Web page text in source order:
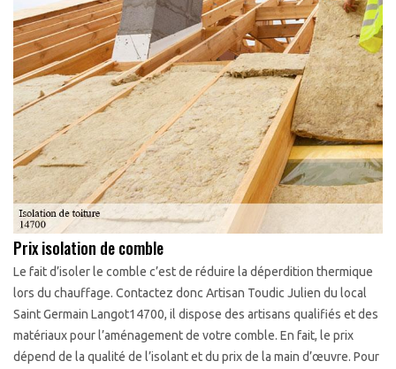
Prix isolation de comble
Le fait d’isoler le comble c’est de réduire la déperdition thermique
lors du chauffage. Contactez donc Artisan Toudic Julien du local
Saint Germain Langot14700, il dispose des artisans qualifiés et des
matériaux pour l’aménagement de votre comble. En fait, le prix
dépend de la qualité de l’isolant et du prix de la main d’œuvre. Pour